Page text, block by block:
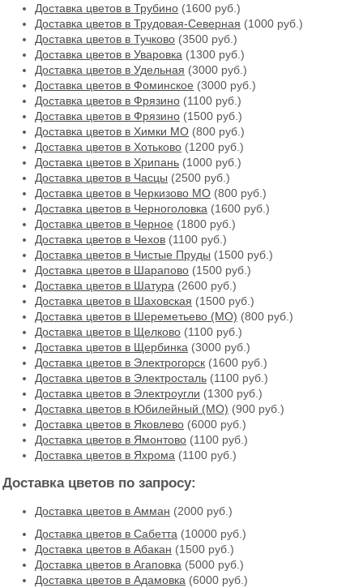
Доставка цветов в Трубино (1600 руб.)
Доставка цветов в Трудовая-Северная (1000 руб.)
Доставка цветов в Тучково (3500 руб.)
Доставка цветов в Уваровка (1300 руб.)
Доставка цветов в Удельная (3000 руб.)
Доставка цветов в Фоминское (3000 руб.)
Доставка цветов в Фрязино (1100 руб.)
Доставка цветов в Фрязино (1500 руб.)
Доставка цветов в Химки МО (800 руб.)
Доставка цветов в Хотьково (1200 руб.)
Доставка цветов в Хрипань (1000 руб.)
Доставка цветов в Часцы (2500 руб.)
Доставка цветов в Черкизово МО (800 руб.)
Доставка цветов в Черноголовка (1600 руб.)
Доставка цветов в Черное (1800 руб.)
Доставка цветов в Чехов (1100 руб.)
Доставка цветов в Чистые Пруды (1500 руб.)
Доставка цветов в Шарапово (1500 руб.)
Доставка цветов в Шатура (2600 руб.)
Доставка цветов в Шаховская (1500 руб.)
Доставка цветов в Шереметьево (МО) (800 руб.)
Доставка цветов в Щелково (1100 руб.)
Доставка цветов в Щербинка (3000 руб.)
Доставка цветов в Электрогорск (1600 руб.)
Доставка цветов в Электросталь (1100 руб.)
Доставка цветов в Электроугли (1300 руб.)
Доставка цветов в Юбилейный (МО) (900 руб.)
Доставка цветов в Яковлево (6000 руб.)
Доставка цветов в Ямонтово (1100 руб.)
Доставка цветов в Яхрома (1100 руб.)
Доставка цветов по запросу:
Доставка цветов в Амман (2000 руб.)
Доставка цветов в Cабетта (10000 руб.)
Доставка цветов в Абакан (1500 руб.)
Доставка цветов в Агаповка (5000 руб.)
Доставка цветов в Адамовка (6000 руб.)